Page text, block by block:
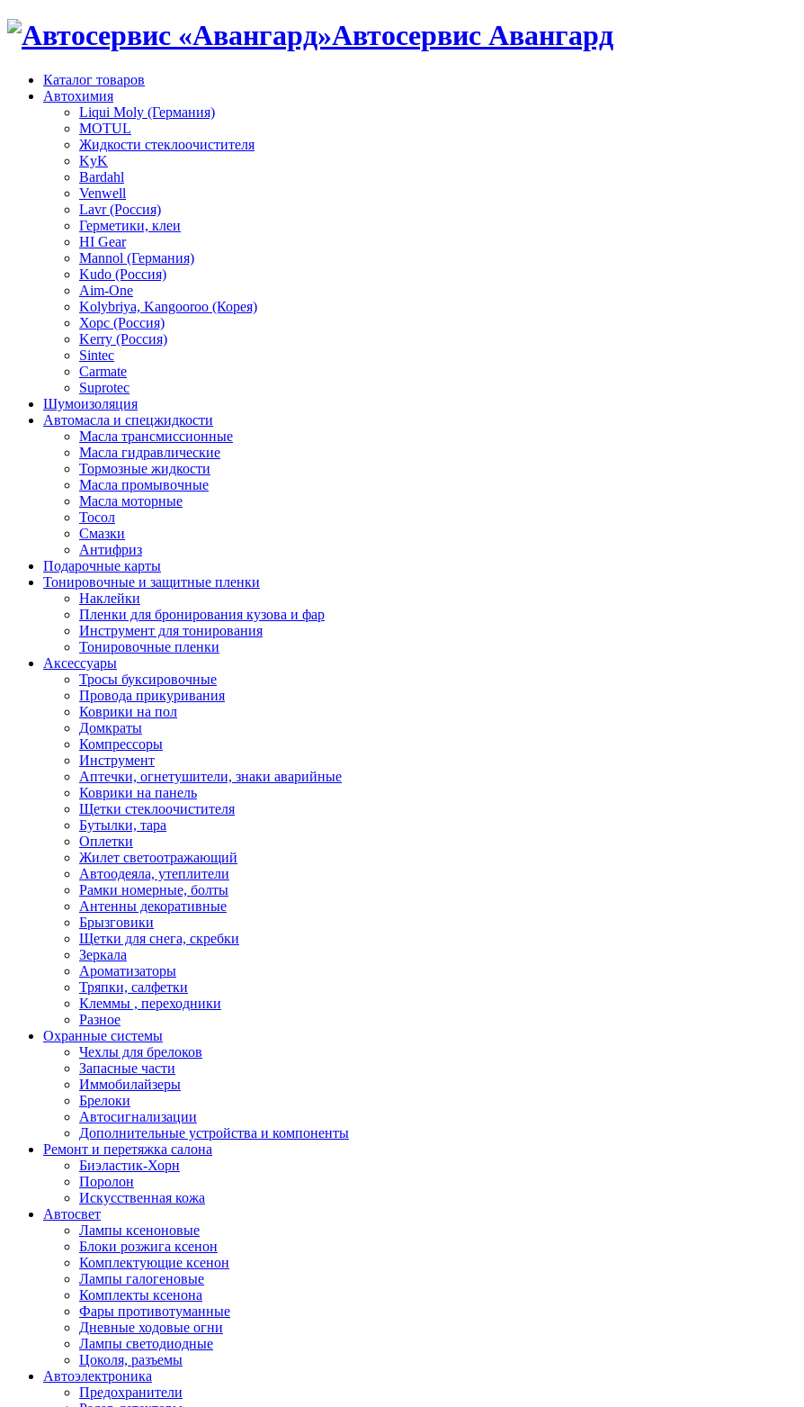
Автосервис Авангард
Каталог товаров
Автохимия
Liqui Moly (Германия)
MOTUL
Жидкости стеклоочистителя
KyK
Bardahl
Venwell
Lavr (Россия)
Герметики, клеи
HI Gear
Mannol (Германия)
Kudo (Россия)
Aim-One
Kolybriya, Kangooroo (Корея)
Хорс (Россия)
Kerry (Россия)
Sintec
Carmate
Suprotec
Шумоизоляция
Автомасла и спецжидкости
Масла трансмиссионные
Масла гидравлические
Тормозные жидкости
Масла промывочные
Масла моторные
Тосол
Смазки
Антифриз
Подарочные карты
Тонировочные и защитные пленки
Наклейки
Пленки для бронирования кузова и фар
Инструмент для тонирования
Тонировочные пленки
Аксессуары
Тросы буксировочные
Провода прикуривания
Коврики на пол
Домкраты
Компрессоры
Инструмент
Аптечки, огнетушители, знаки аварийные
Коврики на панель
Щетки стеклоочистителя
Бутылки, тара
Оплетки
Жилет светоотражающий
Автоодеяла, утеплители
Рамки номерные, болты
Антенны декоративные
Брызговики
Щетки для снега, скребки
Зеркала
Ароматизаторы
Тряпки, салфетки
Клеммы , переходники
Разное
Охранные системы
Чехлы для брелоков
Запасные части
Иммобилайзеры
Брелоки
Автосигнализации
Дополнительные устройства и компоненты
Ремонт и перетяжка салона
Биэластик-Хорн
Поролон
Искусственная кожа
Автосвет
Лампы ксеноновые
Блоки розжига ксенон
Комплектующие ксенон
Лампы галогеновые
Комплекты ксенона
Фары противотуманные
Дневные ходовые огни
Лампы светодиодные
Цоколя, разъемы
Автоэлектроника
Предохранители